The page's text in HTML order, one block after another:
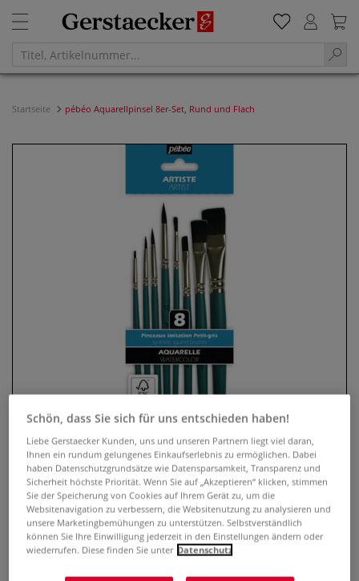
Startseite pébéo Aquarellpinsel 8er-Set, Rund und Flach
pébéo Aquarellpinsel 8er-Set,
Schön, dass Sie sich für uns entschieden haben!
Liebe Gerstaecker Kunden, uns und unseren Partnern liegt viel daran,
Ihnen ein rundum gelungenes Einkaufserlebnis zu ermöglichen. Dabei
haben Datenschutzgrundsätze wie Datensparsamkeit, Transparenz und
Sicherheit höchste Priorität. Wenn Sie auf „Akzeptieren“ klicken, stimmen
Sie der Speicherung von Cookies auf Ihrem Gerät zu, um die
Websitenavigation zu verbessern, die Websitenutzung zu analysieren und
unsere Marketingbemühungen zu unterstützen. Selbstverständlich
können Sie Ihre Einwilligung jederzeit in den Einstellungen ändern oder
wiederrufen. Diese finden Sie unter Datenschutz